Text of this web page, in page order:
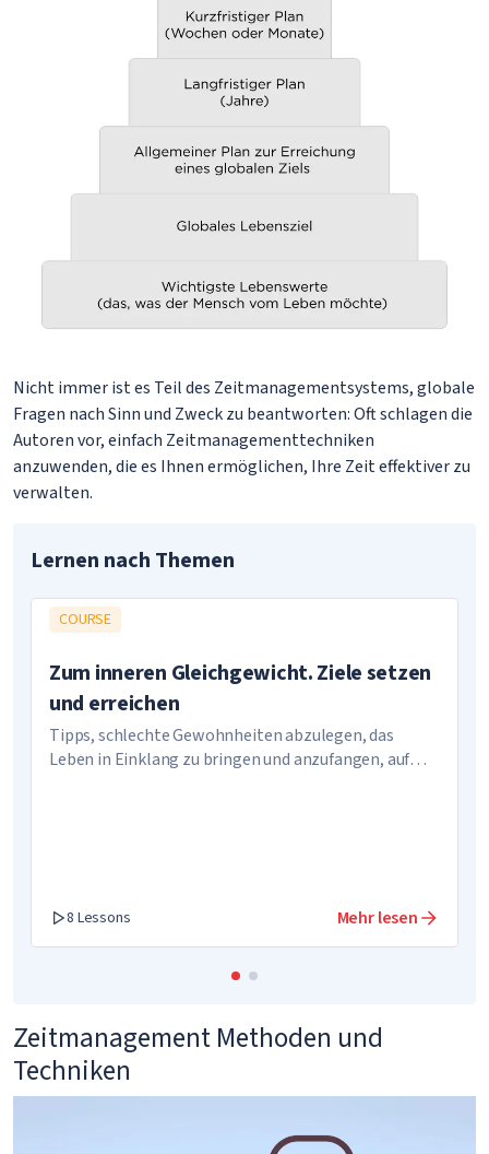
Nicht immer ist es Teil des Zeitmanagementsystems, globale
Fragen nach Sinn und Zweck zu beantworten: Oft schlagen die
Autoren vor, einfach Zeitmanagementtechniken
anzuwenden, die es Ihnen ermöglichen, Ihre Zeit effektiver zu
verwalten.
Lernen nach Themen
COURSE
Zum inneren Gleichgewicht. Ziele setzen
und erreichen
Tipps, schlechte Gewohnheiten abzulegen, das
Leben in Einklang zu bringen und anzufangen, auf
8 Lessons Mehr lesen
Zeitmanagement Methoden und
Techniken